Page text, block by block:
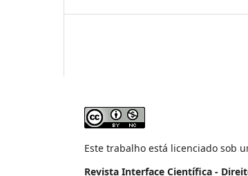
Este trabalho está licenciado sob
Revista Interface Científica -